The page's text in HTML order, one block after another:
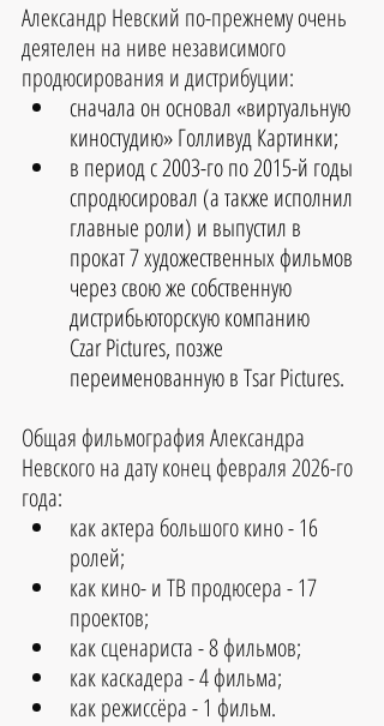
Александр Невский по-прежнему очень
деятелен на ниве независимого
продюсирования и дистрибуции:
сначала он основал «виртуальную
киностудию» Голливуд Картинки;
в период с 2003-го по 2015-й годы
спродюсировал (а также исполнил
главные роли) и выпустил в
прокат 7 художественных фильмов
через свою же собственную
дистрибьюторскую компанию
Czar Pictures, позже
переименованную в Tsar Pictures.
Общая фильмография Александра
Невского на дату конец февраля 2026-го
года:
как актера большого кино - 16
ролей;
как кино- и ТВ продюсера - 17
проектов;
как сценариста - 8 фильмов;
как каскадера - 4 фильма;
как режиссёра - 1 фильм.